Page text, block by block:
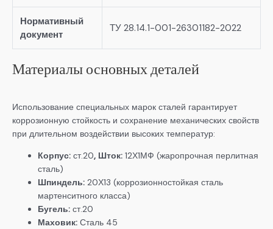
Нормативный
документ
ТУ 28.14.1-001-26301182-2022
Материалы основных деталей
Использование специальных марок сталей гарантирует
коррозионную стойкость и сохранение механических свойств
при длительном воздействии высоких температур:
Корпус: ст.20, Шток: 12Х1МФ (жаропрочная перлитная
сталь)
Шпиндель: 20Х13 (коррозионностойкая сталь
мартенситного класса)
Бугель: ст.20
Маховик: Сталь 45